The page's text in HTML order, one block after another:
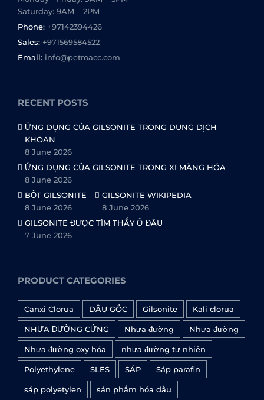
Saturday: 9AM – 2PM
Phone: +97142394426
Sales: +971569584522
Email: info@petroacc.com
RECENT POSTS
ỨNG DỤNG CỦA GILSONITE TRONG DUNG DỊCH
KHOAN
8 June 2026
ỨNG DỤNG CỦA GILSONITE TRONG XI MĂNG HÓA
8 June 2026
BỘT GILSONITE
8 June 2026
GILSONITE WIKIPEDIA
8 June 2026
GILSONITE ĐƯỢC TÌM THẤY Ở ĐÂU
7 June 2026
PRODUCT CATEGORIES
Canxi Clorua DẦU GỐC Gilsonite Kali clorua
NHỰA ĐƯỜNG CỨNG Nhựa đường Nhựa đường
Nhựa đường oxy hóa nhựa đường tự nhiên
Polyethylene SLES SÁP Sáp parafin
sáp polyetylen sản phẩm hóa dầu